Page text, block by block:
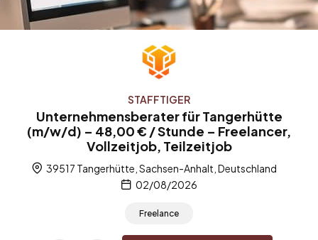
STAFFTIGER
Unternehmensberater für Tangerhütte
(m/w/d) – 48,00 € / Stunde – Freelancer,
Vollzeitjob, Teilzeitjob
39517 Tangerhütte, Sachsen-Anhalt, Deutschland
02/08/2026
Freelance